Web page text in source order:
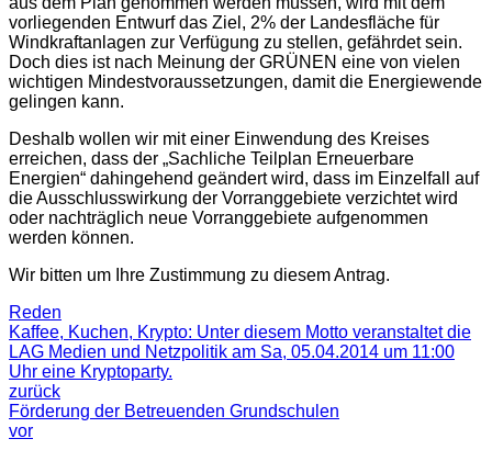
vorliegenden Entwurf das Ziel, 2% der Landesfläche für
Windkraftanlagen zur Verfügung zu stellen, gefährdet sein.
Doch dies ist nach Meinung der GRÜNEN eine von vielen
wichtigen Mindestvoraussetzungen, damit die Energiewende
gelingen kann.
Deshalb wollen wir mit einer Einwendung des Kreises
erreichen, dass der „Sachliche Teilplan Erneuerbare
Energien“ dahingehend geändert wird, dass im Einzelfall auf
die Ausschlusswirkung der Vorranggebiete verzichtet wird
oder nachträglich neue Vorranggebiete aufgenommen
werden können.
Wir bitten um Ihre Zustimmung zu diesem Antrag.
Reden
Kaffee, Kuchen, Krypto: Unter diesem Motto veranstaltet die
LAG Medien und Netzpolitik am Sa, 05.04.2014 um 11:00
Uhr eine Kryptoparty.
zurück
Förderung der Betreuenden Grundschulen
vor